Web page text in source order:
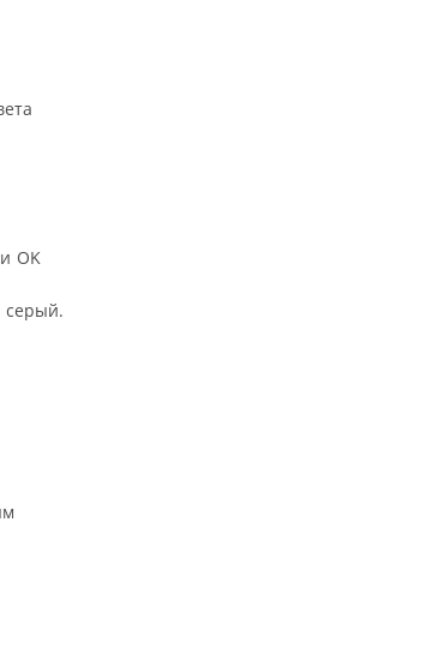
OK
серый.